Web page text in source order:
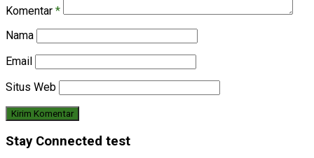
Komentar *
Nama
Email
Situs Web
Stay Connected test